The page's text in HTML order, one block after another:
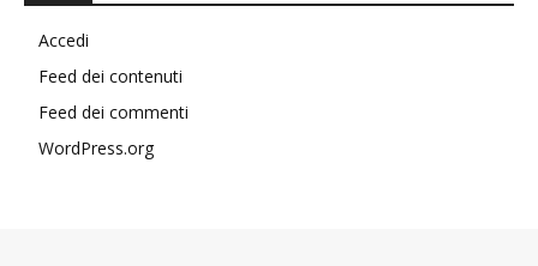
Accedi
Feed dei contenuti
Feed dei commenti
WordPress.org